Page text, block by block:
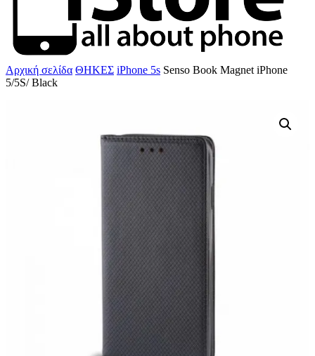
Αρχική σελίδα ΘΗΚΕΣ iPhone 5s Senso Book Magnet iPhone
5/5S/ Black